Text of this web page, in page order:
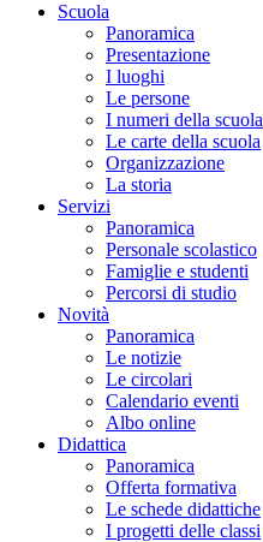
Scuola
Panoramica
Presentazione
I luoghi
Le persone
I numeri della scuola
Le carte della scuola
Organizzazione
La storia
Servizi
Panoramica
Personale scolastico
Famiglie e studenti
Percorsi di studio
Novità
Panoramica
Le notizie
Le circolari
Calendario eventi
Albo online
Didattica
Panoramica
Offerta formativa
Le schede didattiche
I progetti delle classi